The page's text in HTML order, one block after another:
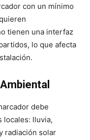
con un mínimo
tienen una interfaz
lo que afecta
debe
locales: lluvia,
radiación solar